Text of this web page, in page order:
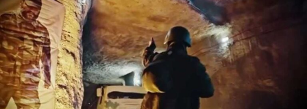
يحبذه وإنما انزعج منه. ويقال أيضا إن باسيل لم يكن على علم
بقرار الوزير طارق الخطيب ولم يكن راضيا عنه. صحيح أنه
أعطى تعليمات بالتضييق على محازبي الاشتراكي في الوزارات
ولكن ليس الى هذا الحد، الى حد استخدام سلاح الإقالات.
والمفارقة هنا أن الوزير الخطيب يعترف ويجاهر بما أقدم وغير
نادم عليه، ويقول: «أنا نقلت الموظف نزار الهاني من مركزه لأنه